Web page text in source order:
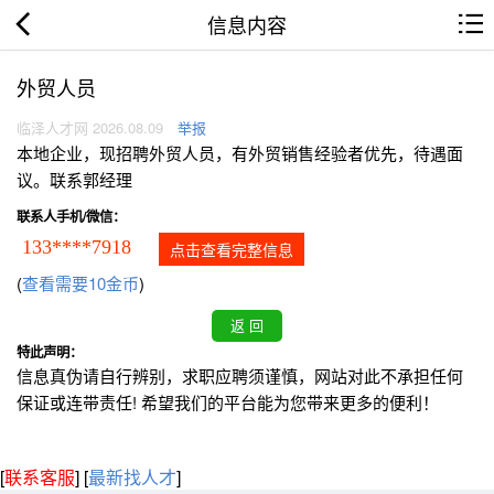
信息内容
外贸人员
临泽人才网 2026.08.09 举报
本地企业，现招聘外贸人员，有外贸销售经验者优先，待遇面
议。联系郭经理
联系人手机/微信：
133****7918 点击查看完整信息
(查看需要10金币)
特此声明：
信息真伪请自行辨别，求职应聘须谨慎，网站对此不承担任何
保证或连带责任! 希望我们的平台能为您带来更多的便利！
[联系客服] [最新找人才]